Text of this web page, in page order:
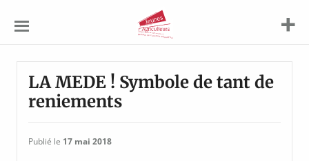
Agriculteurs
LA MEDE ! Symbole de tant de
reniements
Publié le 17 mai 2018